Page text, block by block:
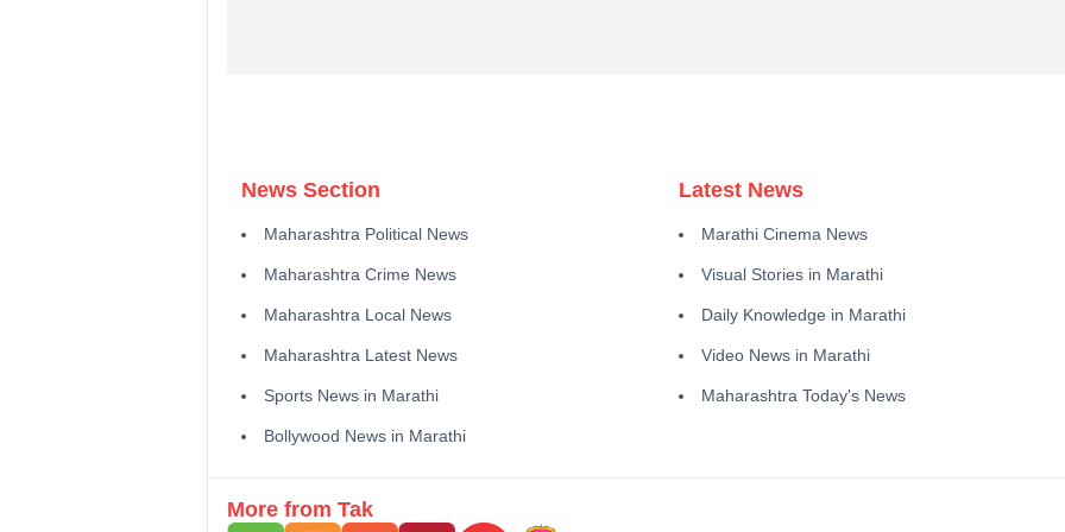
News Section
Maharashtra Political News
Maharashtra Crime News
Maharashtra Local News
Maharashtra Latest News
Sports News in Marathi
Bollywood News in Marathi
Latest News
Marathi Cinema News
Visual Stories in Marathi
Daily Knowledge in Marathi
Video News in Marathi
Maharashtra Today's News
More from Tak